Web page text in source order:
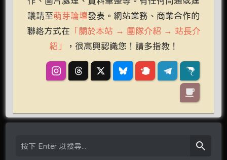
議請至萌芽論壇發表。網站業務、商業合作的
聯絡方式在 「關於本站 → 團隊介紹 → 站長介
紹」
，很高興認識您！請多指教！